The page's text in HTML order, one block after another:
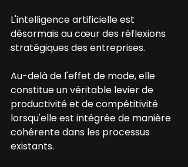
L'intelligence artificielle est
désormais au cœur des réflexions
stratégiques des entreprises.
Au-delà de l'effet de mode, elle
constitue un véritable levier de
productivité et de compétitivité
lorsqu'elle est intégrée de manière
cohérente dans les processus
existants.